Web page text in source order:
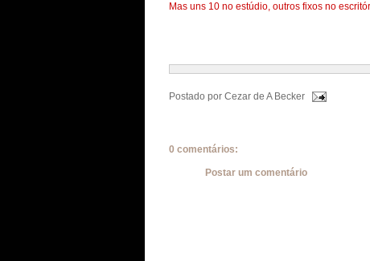
Mas uns 10 no estúdio, outros fixos no
Postado por Cezar de A Becker
0 comentários:
Postar um comentário